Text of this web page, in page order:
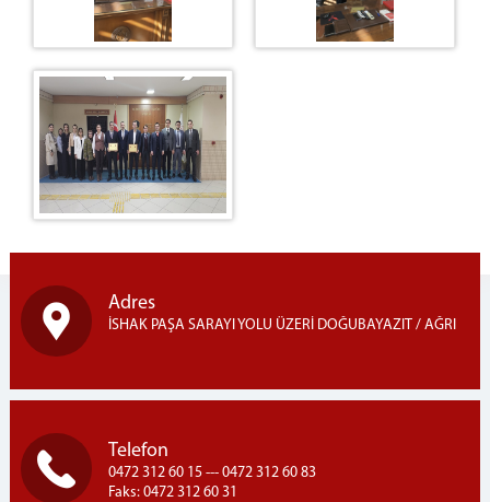
Cumhuriyet Başsavcısı
Cumhuriyet Savcıları
C.Başsavcılığı Birimleri
KOMİSYON
MAHKEMELER
İLETİŞİM
Adres
İSHAK PAŞA SARAYI YOLU ÜZERİ DOĞUBAYAZIT / AĞRI
Telefon
0472 312 60 15 --- 0472 312 60 83
Faks: 0472 312 60 31